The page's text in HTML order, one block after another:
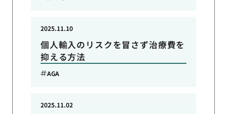
個人輸入のリスクを冒さず治療費を
抑える方法
2025.11.10
AGA
2025.11.02